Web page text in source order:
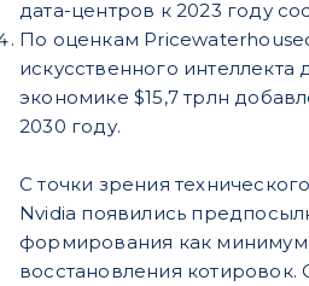
дата-центров к 2023 году
По оценкам
искусственного
экономике $15,7 трлн
2030 году.
С точки зрения
Nvidia появились
формирования как
восстановления